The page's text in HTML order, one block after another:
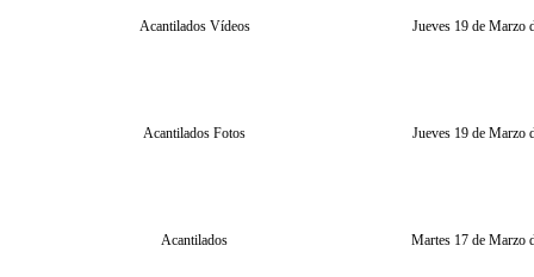
Acantilados Vídeos Jueves 19 de Marzo
Acantilados Fotos Jueves 19 de Marzo
Acantilados Martes 17 de Marzo